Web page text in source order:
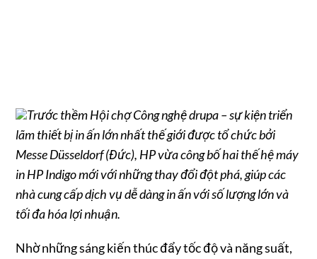
Trước thềm Hội chợ Công nghệ drupa – sự kiện triển
lãm thiết bị in ấn lớn nhất thế giới được tổ chức bởi
Messe Düsseldorf (Đức), HP vừa công bố hai thế hệ máy
in HP Indigo mới với những thay đổi đột phá, giúp các
nhà cung cấp dịch vụ dễ dàng in ấn với số lượng lớn và
tối đa hóa lợi nhuận.
Nhờ những sáng kiến thúc đẩy tốc độ và năng suất,